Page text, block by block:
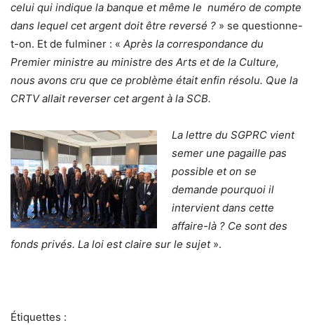
celui qui indique la banque et même le numéro de compte
dans lequel cet argent doit être reversé ? » se questionne-
t-on. Et de fulminer : « Après la correspondance du
Premier ministre au ministre des Arts et de la Culture,
nous avons cru que ce problème était enfin résolu. Que la
CRTV allait reverser cet argent à la SCB.
La lettre du SGPRC vient
semer une pagaille pas
possible et on se
demande pourquoi il
intervient dans cette
affaire-là ? Ce sont des
fonds privés. La loi est claire sur le sujet».
Étiquettes :